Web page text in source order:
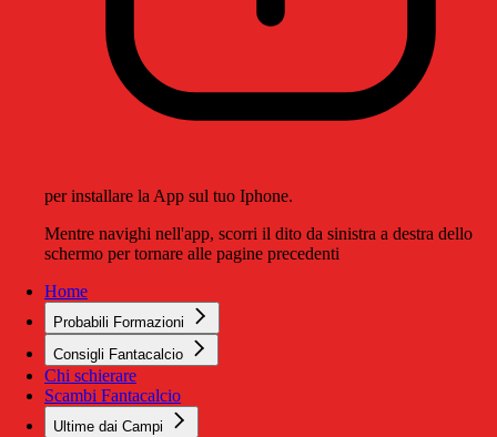
per installare la App sul tuo Iphone.
Mentre navighi nell'app, scorri il dito da sinistra a destra dello
schermo per tornare alle pagine precedenti
Home
Probabili Formazioni
Consigli Fantacalcio
Chi schierare
Scambi Fantacalcio
Ultime dai Campi